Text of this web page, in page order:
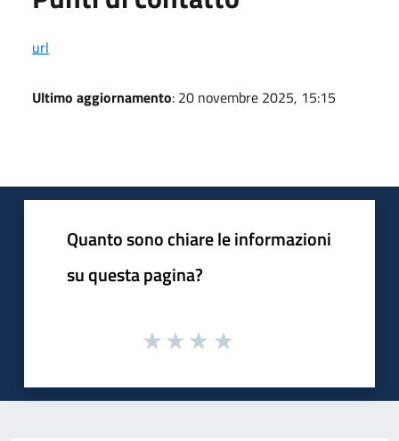
url
Ultimo aggiornamento: 20 novembre 2025, 15:15
Quanto sono chiare le informazioni
su questa pagina?